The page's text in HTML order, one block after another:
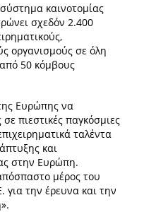
καινοτομίας
σχεδόν 2.400
οργανισμούς σε όλη
50 κόμβους
Ευρώπης να
πιεστικές παγκόσμιες
ταλέντα
και
στην Ευρώπη.
μέρος του
για την έρευνα και την